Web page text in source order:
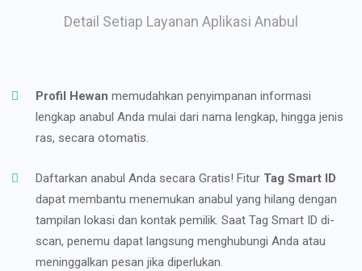
Detail Setiap Layanan Aplikasi Anabul
Profil Hewan memudahkan penyimpanan informasi
lengkap anabul Anda mulai dari nama lengkap, hingga jenis
ras, secara otomatis.
Daftarkan anabul Anda secara Gratis! Fitur Tag Smart ID
dapat membantu menemukan anabul yang hilang dengan
tampilan lokasi dan kontak pemilik. Saat Tag Smart ID di-
scan, penemu dapat langsung menghubungi Anda atau
meninggalkan pesan jika diperlukan.